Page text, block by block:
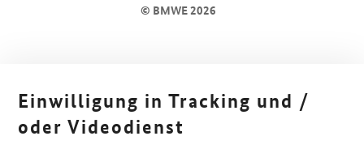
© BMWE 2026
Einwilligung in Tracking und /
oder Videodienst